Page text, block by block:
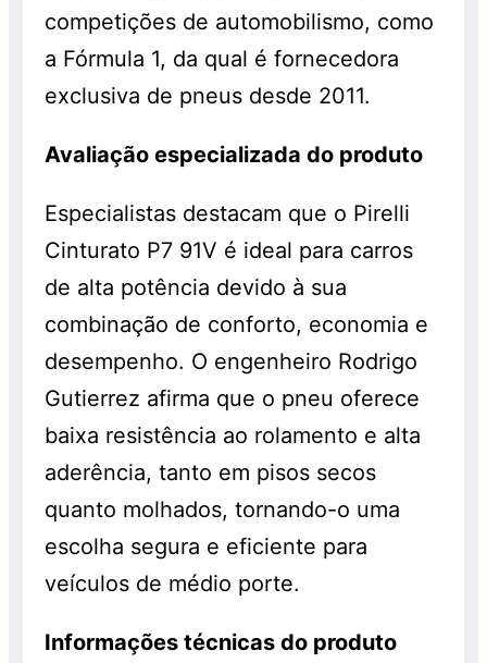
competições de automobilismo, como
a Fórmula 1, da qual é fornecedora
exclusiva de pneus desde 2011.
Avaliação especializada do produto
Especialistas destacam que o Pirelli
Cinturato P7 91V é ideal para carros
de alta potência devido à sua
combinação de conforto, economia e
desempenho. O engenheiro Rodrigo
Gutierrez afirma que o pneu oferece
baixa resistência ao rolamento e alta
aderência, tanto em pisos secos
quanto molhados, tornando-o uma
escolha segura e eficiente para
veículos de médio porte.
Informações técnicas do produto